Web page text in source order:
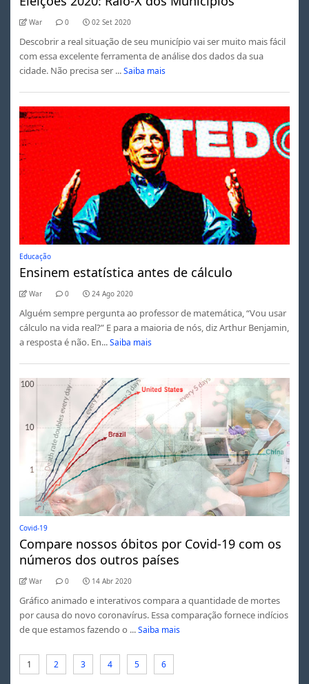
War 0 02 Set 2020
Descobrir a real situação de seu município vai ser muito mais fácil
com essa excelente ferramenta de análise dos dados da sua
cidade. Não precisa ser ... Saiba mais
Educação
Ensinem estatística antes de cálculo
War 0 24 Ago 2020
Alguém sempre pergunta ao professor de matemática, “Vou usar
cálculo na vida real?” E para a maioria de nós, diz Arthur Benjamin,
a resposta é não. En... Saiba mais
Covid-19
Compare nossos óbitos por Covid-19 com os
números dos outros países
War 0 14 Abr 2020
Gráfico animado e interativos compara a quantidade de mortes
por causa do novo coronavírus. Essa comparação fornece indícios
de que estamos fazendo o ... Saiba mais
1 2 3 4 5 6